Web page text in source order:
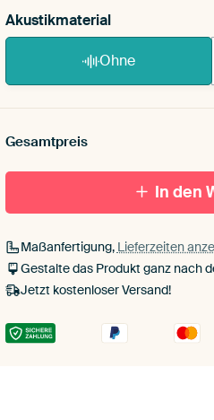
Akustikmaterial
Ohne
Gesamtpreis
In den
Maßanfertigung, Lieferzeiten
Gestalte das Produkt ganz nach
Jetzt kostenloser Versand!